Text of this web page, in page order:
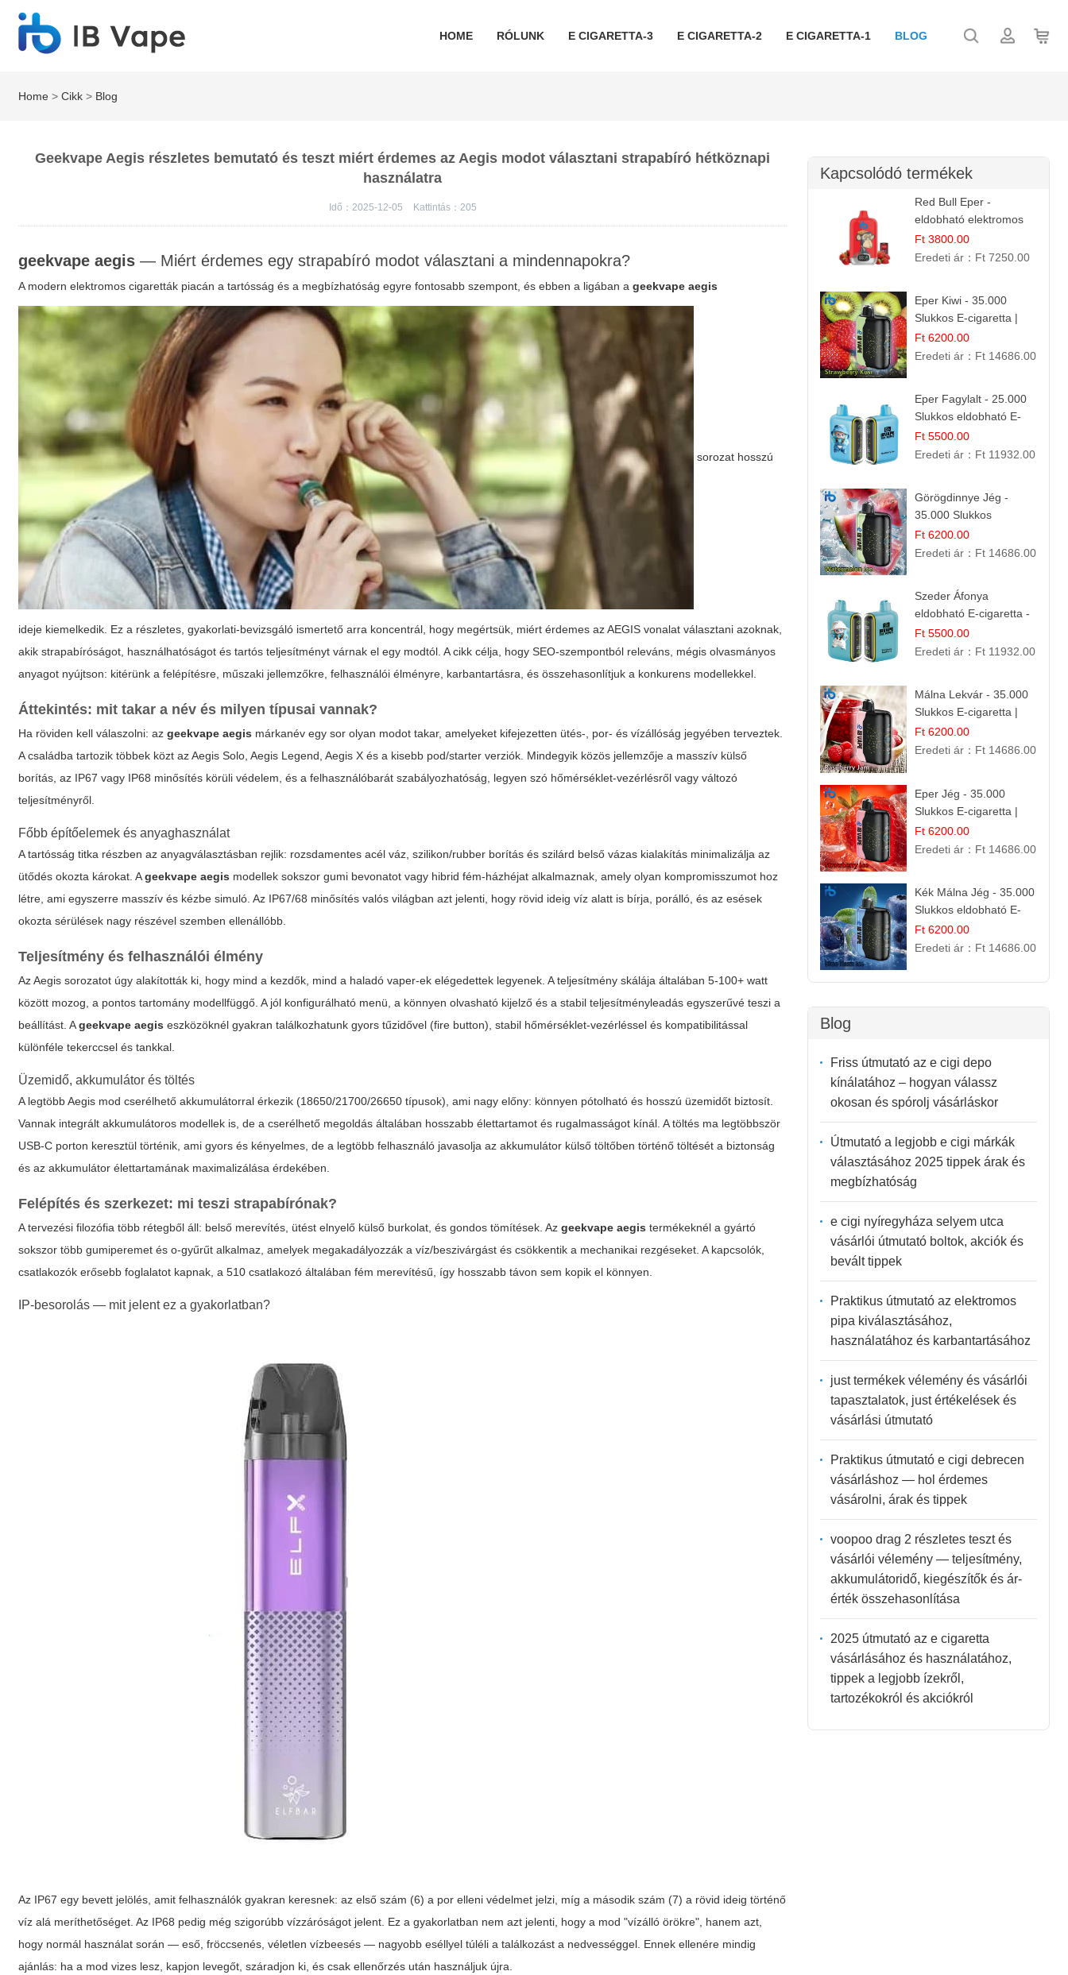
HOME RÓLUNK E CIGARETTA-3 E CIGARETTA-2 E CIGARETTA-1 BLOG
Home >Cikk > Blog
Geekvape Aegis részletes bemutató és teszt miért érdemes az Aegis modot választani strapabíró hétköznapi
használatra
Idő：2025-12-05 Kattintás： 205
geekvape aegis — Miért érdemes egy strapabíró modot választani a mindennapokra?
A modern elektromos cigaretták piacán a tartósság és a megbízhatóság egyre fontosabb szempont, és ebben a ligában ageekvape aegis
sorozat hosszú
ideje kiemelkedik. Ez a részletes, gyakorlati-bevizsgáló ismertető arra koncentrál, hogy megértsük, miért érdemes azAEGIS vonalat választani azoknak,
akik strapabíróságot, használhatóságot és tartós teljesítményt várnak el egy modtól. A cikk célja, hogy SEO-szempontból releváns, mégis olvasmányos
anyagot nyújtson: kitérünk a felépítésre, műszaki jellemzőkre, felhasználói élményre, karbantartásra, és összehasonlítjuk a konkurens modellekkel.
Áttekintés: mit takar a név és milyen típusai vannak?
Ha röviden kell válaszolni: azgeekvape aegis márkanév egy sor olyan modot takar, amelyeket kifejezetten ütés-, por- és vízállóság jegyében terveztek.
A családba tartozik többek közt az Aegis Solo, Aegis Legend, Aegis X és a kisebb pod/starter verziók. Mindegyik közös jellemzője a masszív külső
borítás, az IP67 vagy IP68 minősítés körüli védelem, és a felhasználóbarát szabályozhatóság, legyen szó hőmérséklet-vezérlésről vagy változó
teljesítményről.
Főbb építőelemek és anyaghasználat
A tartósság titka részben az anyagválasztásban rejlik: rozsdamentes acél váz, szilikon/rubber borítás és szilárd belső vázas kialakítás minimalizálja az
ütődés okozta károkat. Ageekvape aegis modellek sokszor gumi bevonatot vagy hibrid fém-házhéjat alkalmaznak, amely olyan kompromisszumot hoz
létre, ami egyszerre masszív és kézbe simuló. Az IP67/68 minősítés valós világban azt jelenti, hogy rövid ideig víz alatt is bírja, porálló, és az esések
okozta sérülések nagy részével szemben ellenállóbb.
Teljesítmény és felhasználói élmény
Az Aegis sorozatot úgy alakították ki, hogy mind a kezdők, mind a haladó vaper-ek elégedettek legyenek. A teljesítmény skálája általában 5-100+ watt
között mozog, a pontos tartomány modellfüggő. A jól konfigurálható menü, a könnyen olvasható kijelző és a stabil teljesítményleadás egyszerűvé teszi a
beállítást. Ageekvape aegis eszközöknél gyakran találkozhatunk gyors tűzidővel (fire button), stabil hőmérséklet-vezérléssel és kompatibilitással
különféle tekerccsel és tankkal.
Üzemidő, akkumulátor és töltés
A legtöbb Aegis mod cserélhető akkumulátorral érkezik (18650/21700/26650 típusok), ami nagy előny: könnyen pótolható és hosszú üzemidőt biztosít.
Vannak integrált akkumulátoros modellek is, de a cserélhető megoldás általában hosszabb élettartamot és rugalmasságot kínál. A töltés ma legtöbbször
USB-C porton keresztül történik, ami gyors és kényelmes, de a legtöbb felhasználó javasolja az akkumulátor külső töltőben történő töltését a biztonság
és az akkumulátor élettartamának maximalizálása érdekében.
Felépítés és szerkezet: mi teszi strapabírónak?
A tervezési filozófia több rétegből áll: belső merevítés, ütést elnyelő külső burkolat, és gondos tömítések. Azgeekvape aegis termékeknél a gyártó
sokszor több gumiperemet és o-gyűrűt alkalmaz, amelyek megakadályozzák a víz/beszivárgást és csökkentik a mechanikai rezgéseket. A kapcsolók,
csatlakozók erősebb foglalatot kapnak, a 510 csatlakozó általában fém merevítésű, így hosszabb távon sem kopik el könnyen.
IP-besorolás — mit jelent ez a gyakorlatban?
Az IP67 egy bevett jelölés, amit felhasználók gyakran keresnek: az első szám (6) a por elleni védelmet jelzi, míg a második szám (7) a rövid ideig történő
víz alá meríthetőséget. Az IP68 pedig még szigorúbb vízzáróságot jelent. Ez a gyakorlatban nem azt jelenti, hogy a mod "vízálló örökre", hanem azt,
hogy normál használat során — eső, fröccsenés, véletlen vízbeesés — nagyobb eséllyel túléli a találkozást a nedvességgel. Ennek ellenére mindig
ajánlás: ha a mod vizes lesz, kapjon levegőt, száradjon ki, és csak ellenőrzés után használjuk újra.
Kapcsolódó termékek
Red Bull Eper -
eldobható elektromos
cigi | Energizáló
Gyümölcs Íz
Ft 3800.00
Eredeti ár： Ft 7250.00
Eper Kiwi - 35.000
Slukkos E-cigaretta |
IBVape Bar Friss
Gyümölcs Ízek
Ft 6200.00
Eredeti ár： Ft 14686.00
Eper Fagylalt - 25.000
Slukkos eldobható E-
cigaretta | Édes
Desszert Íz
Ft 5500.00
Eredeti ár： Ft 11932.00
Görögdinnye Jég -
35.000 Slukkos
eldobható vape |
IBVape Bar Frissítő
Ft 6200.00
Eredeti ár： Ft 14686.00
Szeder Áfonya
eldobható E-cigaretta -
25.000 Slukk | Prémium
Gyümölcs Íz
Ft 5500.00
Eredeti ár： Ft 11932.00
Málna Lekvár - 35.000
Slukkos E-cigaretta |
IBVape Bar Édes
Gyümölcs Íz
Ft 6200.00
Eredeti ár： Ft 14686.00
Eper Jég - 35.000
Slukkos E-cigaretta |
IBVape Bar
Ft 6200.00
Eredeti ár： Ft 14686.00
Kék Málna Jég - 35.000
Slukkos eldobható E-
cigaretta | Frissítő
Ízélmény
Ft 6200.00
Eredeti ár： Ft 14686.00
Blog
Friss útmutató az e cigi depo
kínálatához – hogyan válassz
okosan és spórolj vásárláskor
Útmutató a legjobb e cigi márkák
választásához 2025 tippek árak és
megbízhatóság
e cigi nyíregyháza selyem utca
vásárlói útmutató boltok, akciók és
bevált tippek
Praktikus útmutató az elektromos
pipa kiválasztásához,
használatához és karbantartásához
just termékek vélemény és vásárlói
tapasztalatok, just értékelések és
vásárlási útmutató
Praktikus útmutató e cigi debrecen
vásárláshoz — hol érdemes
vásárolni, árak és tippek
voopoo drag 2 részletes teszt és
vásárlói vélemény — teljesítmény,
akkumulátoridő, kiegészítők és ár-
érték összehasonlítása
2025 útmutató az e cigaretta
vásárlásához és használatához,
tippek a legjobb ízekről,
tartozékokról és akciókról